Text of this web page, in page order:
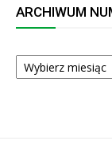
ARCHIWUM
ARCHIWUM
NUMERÓW